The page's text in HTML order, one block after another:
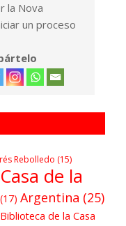
la Nova
un proceso
Rebolledo (15)
de la
(17) Argentina (25)
Biblioteca de la Casa